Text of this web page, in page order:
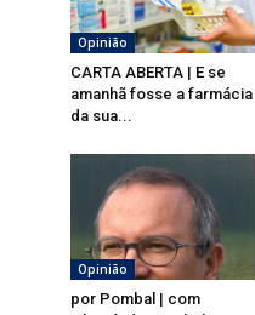
Opinião
CARTA ABERTA | E se
amanhã fosse a farmácia
da sua...
Opinião
por Pombal | com